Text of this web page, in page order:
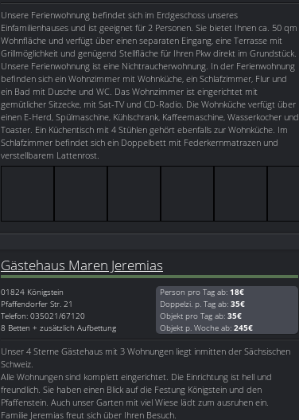
Unsere Ferienwohnung befindet sich im Erdgeschoss unseres
Einfamilienhauses und ist geeignet für 2 Personen. Sie bietet Ihnen ca. 50 qm
Wohnfläche und verfügt über einen separaten Eingang, eine Terrasse mit
Grillmöglichkeit und genügend Stellfläche für Ihren Pkw direkt im Grundstück.
Unsere Ferienwohnung ist eine Nichtraucherwohnung. In der Ferienwohnung
befinden sich ein Wohnzimmer mit Wohnküche, ein Schlafzimmer, Flur und
ein Bad mit Dusche und WC. Das Wohnzimmer ist eingerichtet mit
gemütlicher Sitzecke, mit Sat-TV und CD-Radio. Die Wohnküche verfügt über
einen E-Herd, Spülmaschine, Kühlschrank, Kaffeemaschine, Wasserkocher und
Toaster. Ein Küchentisch mit 4 Stühlen gehört ebenfalls zur Wohnküche. Im
Schlafzimmer befindet sich ein Doppelbett mit Federkernmatrazen und
verstellbarem Lattenrost.
Gästehaus Maren Jeremias
01824 Königstein
Pfaffendorfer Str. 21
Telefon: 035021/67120
8 Betten + zusätzlich Aufbettung
Person pro Tag ab: 18€
Doppelzi. p. Tag ab: 35€
Objekt pro Tag ab: 35€
Objekt p. Woche ab: 245€
Unser 4 Sterne Gästehaus mit 3 Wohnungen liegt inmitten der Sächsischen
Schweiz.
Alle Wohnungen sind komplett eingerichtet. Die Einrichtung ist hell und
freundlich. Sie haben einen Blick auf die Festung Königstein und den
Pfaffenstein. Auch unser Garten mit viel Wiese lädt zum ausruhen ein.
Familie Jeremias freut sich über Ihren Besuch.